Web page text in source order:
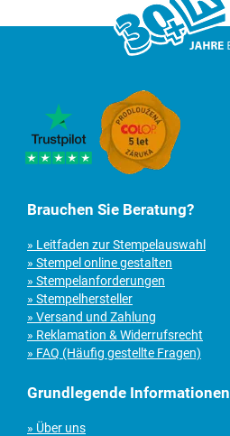
Brauchen Sie Beratung?
» Leitfaden zur Stempelauswahl
» Stempel online gestalten
» Stempelanforderungen
» Stempelhersteller
» Versand und Zahlung
» Reklamation & Widerrufsrecht
» FAQ (Häufig gestellte Fragen)
Grundlegende Informationen
» Über uns